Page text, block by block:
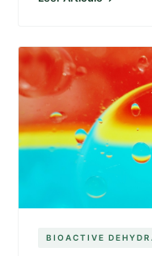
BIOACTIVE